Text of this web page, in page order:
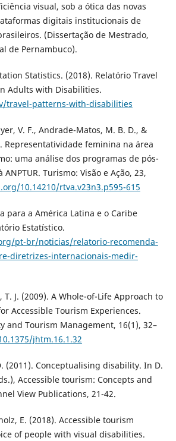
visual, sob a ótica das novas
digitais institucionais de
(Dissertação de Mestrado,
de Pernambuco).
Statistics. (2018). Relatório Travel
Adults with Disabilities.
travel-patterns-with-disabilities
V. F., Andrade-Matos, M. B. D., &
Representatividade feminina na área
uma análise dos programas de pós-
Turismo: Visão e Ação, 23,
10.14210/rtva.v23n3.p595-615
para a América Latina e o Caribe
Estatístico.
pt-br/noticias/relatorio-recomenda-
diretrizes-internacionais-medir-
T. J. (2009). A Whole-of-Life Approach to
Accessible Tourism Experiences.
and Tourism Management, 16(1), 32–
jhtm.16.1.32
(2011). Conceptualising disability. In D.
Accessible tourism: Concepts and
View Publications, 21-42.
E. (2018). Accessible tourism
of people with visual disabilities.